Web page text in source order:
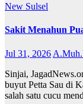
New Sulsel
Sakit Menahun
Jul 31, 2026
Sinjai,
buyut Petta Sau di
salah satu cucu